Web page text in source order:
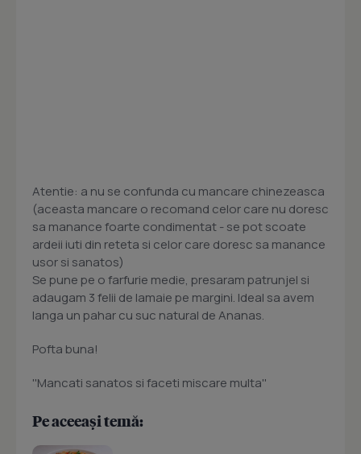
Atentie: a nu se confunda cu mancare chinezeasca
(aceasta mancare o recomand celor care nu doresc
sa manance foarte condimentat - se pot scoate
ardeii iuti din reteta si celor care doresc sa manance
usor si sanatos)
Se pune pe o farfurie medie, presaram patrunjel si
adaugam 3 felii de lamaie pe margini. Ideal sa avem
langa un pahar cu suc natural de Ananas.
Pofta buna!
''Mancati sanatos si faceti miscare multa''
Pe aceeași temă: